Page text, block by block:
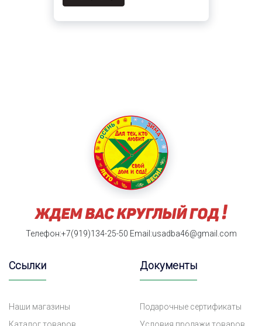
Телефон:+7(919)134-25-50 Email:usadba46@gmail.com
Ссылки
Наши магазины
Документы
Подарочные сертификаты